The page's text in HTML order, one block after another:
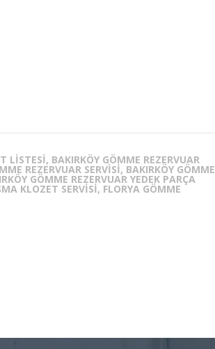
LISTESI, BAKIRKÖY GÖMME REZERVUAR
REZERVUAR SERVISI, BAKIRKÖY GÖMME
GÖMME REZERVUAR YEDEK PARÇA
KLOZET SERVISI, FLORYA GÖMME